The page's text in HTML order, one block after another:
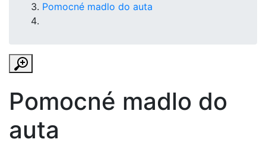
Pomocné madlo do auta
Pomocné madlo do
auta